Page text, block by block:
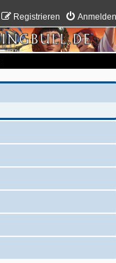
Registrieren